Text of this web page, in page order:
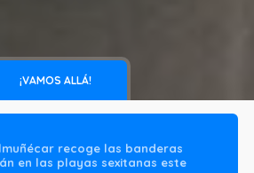
¡VAMOS ALLÁ!
recoge las banderas
en las playas sexitanas este